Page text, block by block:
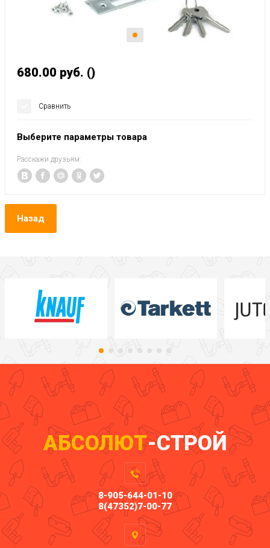
680.00 руб. ()
Сравнить
Выберите параметры товара
Расскажи друзьям:
Назад
АБСОЛЮТ-СТРОЙ
8-905-644-01-10
8(47352)7-00-77